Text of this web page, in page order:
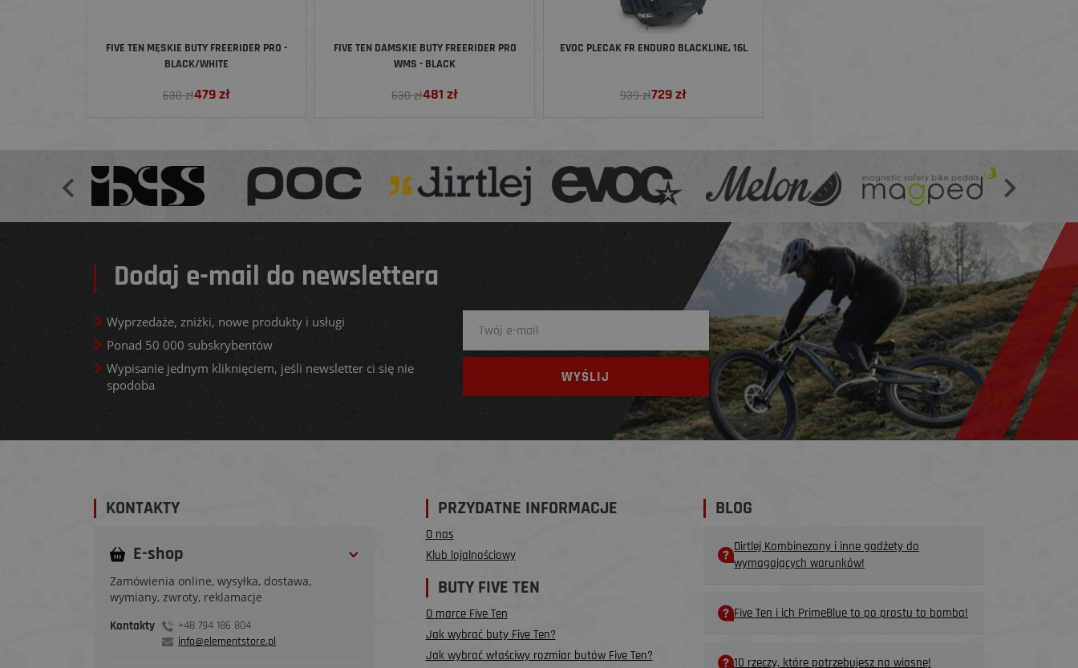
FIVE TEN MĘSKIE BUTY FREERIDER PRO -
BLACK/WHITE
630 zł479zł
FIVE TEN DAMSKIE BUTY FREERIDER PRO
WMS - BLACK
630 zł481 zł
EVOC PLECAK FR ENDURO BLACKLINE, 16L
939 zł729zł
Dodaj e-mail do newslettera
Wyprzedaże, zniżki, nowe produkty i usługi
Ponad 50 000 subskrybentów
Wypisanie jednym kliknięciem, jeśli newsletter ci się nie
spodoba
KONTAKTY
E-shop
Zamówienia online, wysyłka, dostawa,
wymiany, zwroty, reklamacje
Kontakty
+48 794 186 804
info@elementstore.pl
PRZYDATNE INFORMACJE
O nas
Klub lojalnościowy
BUTY FIVE TEN
O marce Five Ten
Jak wybrać buty Five Ten?
Jak wybrać właściwy rozmiar butów Five Ten?
BLOG
Dirtlej Kombinezony i inne gadżety do
wymagających warunków!
Five Ten i ich PrimeBlue to po prostu to bomba!
10 rzeczy, które potrzebujesz na wiosnę!